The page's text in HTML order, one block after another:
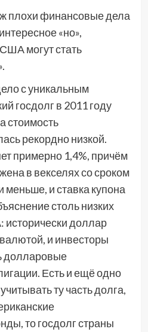
плохи финансовые дела
«но»,
могут стать
с уникальным
госдолг в 2011 году
стоимость
рекордно низкой.
примерно 1,4%, причём
в векселях со сроком
меньше, и ставка купона
столь низких
исторически доллар
и инвесторы
долларовые
Есть и ещё одно
ту часть долга,
то госдолг страны